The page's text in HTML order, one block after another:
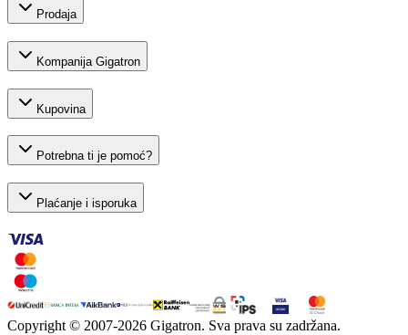
Prodaja
Kompanija Gigatron
Kupovina
Potrebna ti je pomoć?
Plaćanje i isporuka
Copyright © 2007-2026 Gigatron. Sva prava su zadržana.